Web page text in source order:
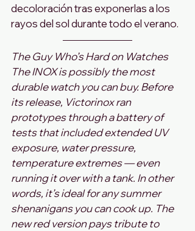
decoloración tras exponerlas a los
rayos del sol durante todo el verano.
The Guy Who’s Hard on Watches
The INOX is possibly the most
durable watch you can buy. Before
its release, Victorinox ran
prototypes through a battery of
tests that included extended UV
exposure, water pressure,
temperature extremes — even
running it over with a tank. In other
words, it’s ideal for any summer
shenanigans you can cook up. The
new red version pays tribute to